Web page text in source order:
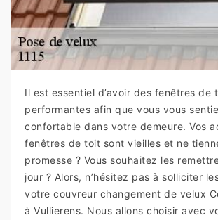
Il est essentiel d’avoir des fenêtres de
performantes afin que vous vous
confortable dans votre demeure. Vos
fenêtres de toit sont vieilles et ne
promesse ? Vous souhaitez les
jour ? Alors, n’hésitez pas à solliciter
votre couvreur changement de velux
à Vullierens. Nous allons choisir avec